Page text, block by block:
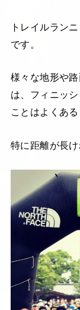
トレイルラン
です。
様々な地形や
は、フィニッ
ことはよくある
特に距離が長